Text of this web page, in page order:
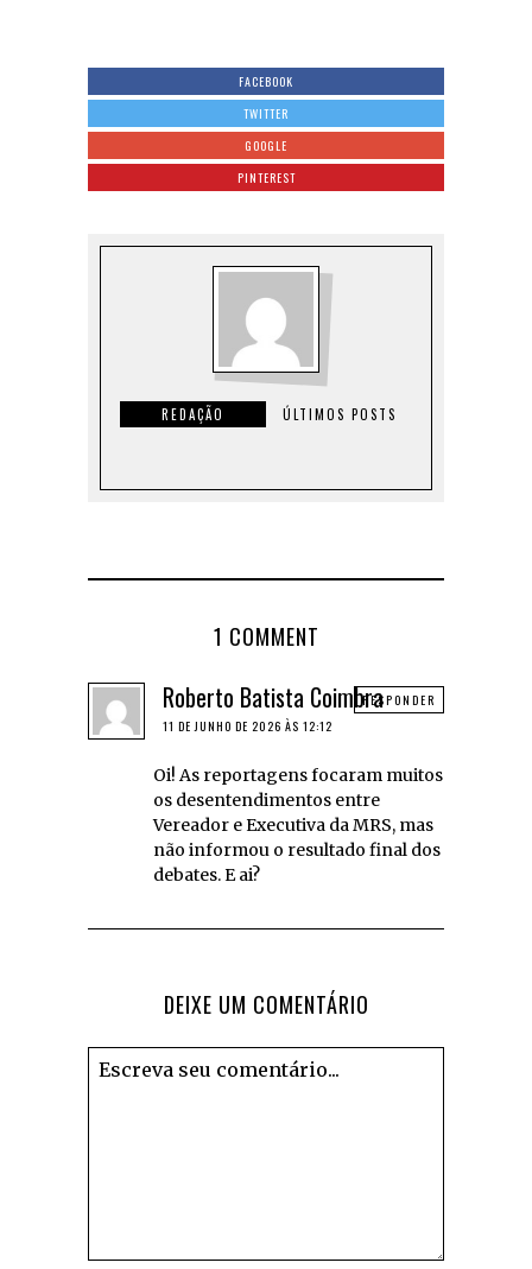
FACEBOOK
TWITTER
GOOGLE
PINTEREST
REDAÇÃO ÚLTIMOS POSTS
1 COMMENT
Roberto Batista Coimbra
11 DE JUNHO DE 2026 ÀS 12:12
Oi! As reportagens focaram muitos
os desentendimentos entre
Vereador e Executiva da MRS, mas
não informou o resultado final dos
debates. E ai?
RESPONDER
DEIXE UM COMENTÁRIO